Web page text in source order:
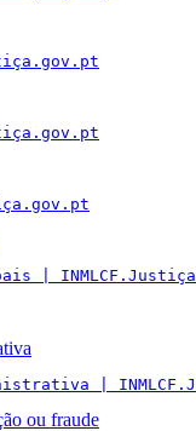
|
|
ou fraude